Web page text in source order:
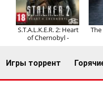
S.T.A.L.K.E.R. 2: Heart
of Chernobyl -
Игры торрент